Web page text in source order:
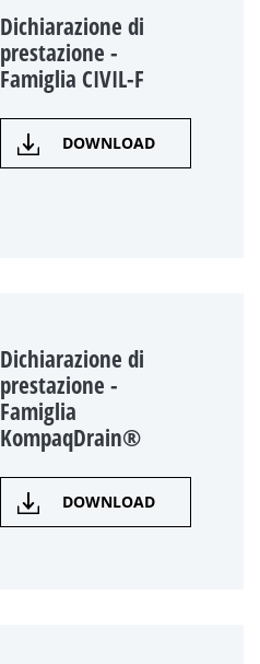
Dichiarazione di
prestazione -
Famiglia CIVIL-F
DOWNLOAD
Dichiarazione di
prestazione -
Famiglia
KompaqDrain®
DOWNLOAD